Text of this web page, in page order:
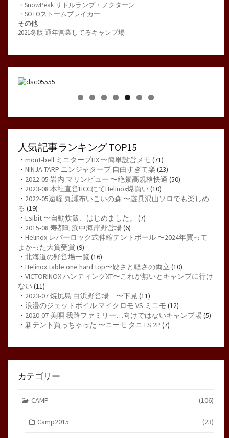
・ SnowPeak リトルランプ・ノクターン
・ SOTOストームブレイカー
その他
2021冬版 通年営業してるキャンプ場
人気記事ランキング TOP15
・ mont-bell ミニタープHX 〜簡単設営メモ (71)
・ NINJA TARP ニンジャタープ 自由すぎて楽 (23)
・ 2022-05 岩内 マリンビュー 〜絶景高規格快適 (50)
・ 2023-08 本社直営HCCにてHelinox爆買い (10)
・ 2022-05遠軽 丸瀬布いこいの森 〜遊具沢山ソロでも楽しめ
る (19)
・ Esibit 〜自動炊飯、はじめました。
(7)
・ 2015-08 寿都町浜中海岸野営場(6)
・ Helinox レバーロック式伸縮テントポール 〜2024年買って
よかった大賞受賞(9)
・ 北海道の野営場一覧 (16)
・ Helinox table one hard top〜硬さと軽さの両立 (10)
・ VICTORINOX ハンティングXT〜これが無いとキャンプに行け
ない (11)
・ 2023-07 焼尻島 白浜野営場 〜下見 (11)
・ 浪漫のジェットボイル マイクロモ VS ミニモ (12)
・ 2020-07 美唄 我路ファミリー…向けではないキャンプ場(5)
・ 新テント買っちゃった 〜ニーモ タニ LS 2P (7)
カテゴリー
CAMP (106)
Camp2015 (23)